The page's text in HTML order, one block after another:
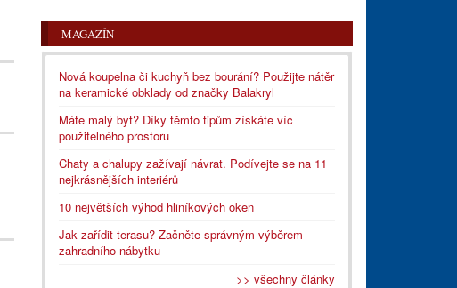
MAGAZÍN
Nová koupelna či kuchyň bez bourání? Použijte nátěr
na keramické obklady od značky Balakryl
Máte malý byt? Díky těmto tipům získáte víc
použitelného prostoru
Chaty a chalupy zažívají návrat. Podívejte se na 11
nejkrásnějších interiérů
10 největších výhod hliníkových oken
Jak zařídit terasu? Začněte správným výběrem
zahradního nábytku
>> všechny články